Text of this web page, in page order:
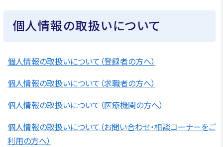
個人情報の取扱いについて
個人情報の取扱いについて（登録者の方へ）
個人情報の取扱いについて（求職者の方へ）
個人情報の取扱いについて（医療機関の方へ）
個人情報の取扱いについて（お問い合わせ・相談コーナーをご
利用の方へ）